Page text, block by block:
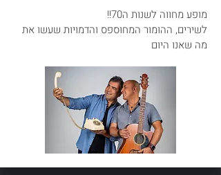
מופע מחווה לשנות ה70!!
לשירים, ההומור המחוספס והדמויות שעשו את
מה שאנו היום